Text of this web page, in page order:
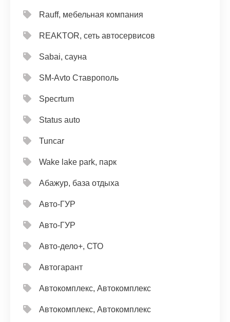
Rauff, мебельная компания
REAKTOR, сеть автосервисов
Sabai, сауна
SM-Avto Ставрополь
Specrtum
Status auto
Tuncar
Wake lake park, парк
Абажур, база отдыха
Авто-ГУР
Авто-ГУР
Авто-дело+, СТО
Автогарант
Автокомплекс, Автокомплекс
Автокомплекс, Автокомплекс